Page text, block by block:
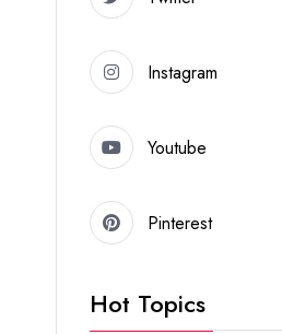
Instagram
Youtube
Pinterest
Hot Topics